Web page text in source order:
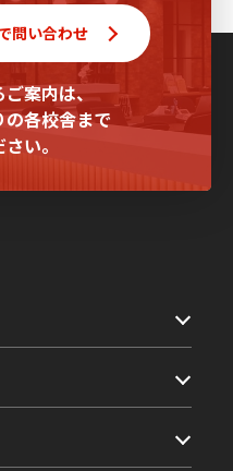
問い合わせ
案内は、
各校舎まで
い。